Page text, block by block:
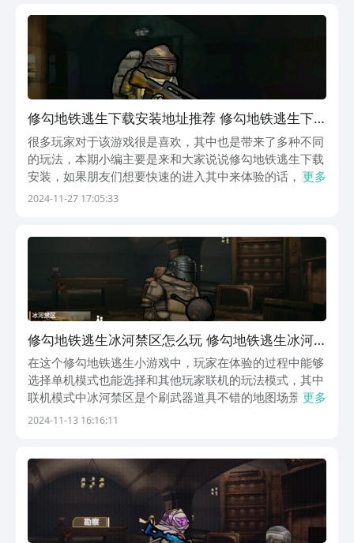
修勾地铁逃生下载安装地址推荐 修勾地铁逃生下
载链接分享
很多玩家对于该游戏很是喜欢，其中也是带来了多种不同
的玩法，本期小编主要是来和大家说说修勾地铁逃生下载
安装，如果朋友们想要快速的进入其中来体验的话，那么
选用九游app来预约还是能带来帮助的，让各位去提前了
新...
更多
2024-11-27 17:05:33
修勾地铁逃生冰河禁区怎么玩 修勾地铁逃生冰河
禁区玩法推荐
在这个修勾地铁逃生小游戏中，玩家在体验的过程中能够
选择单机模式也能选择和其他玩家联机的玩法模式，其中
联机模式中冰河禁区是个刷武器道具不错的地图场景。修
勾地铁逃生冰河禁区怎么玩，想要在这个模式下玩家尽可
难...
更多
2024-11-13 16:16:11